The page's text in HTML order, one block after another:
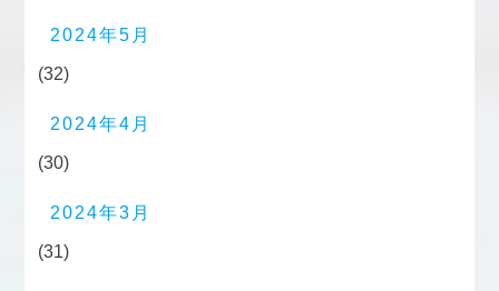
2024年5月
(32)
2024年4月
(30)
2024年3月
(31)